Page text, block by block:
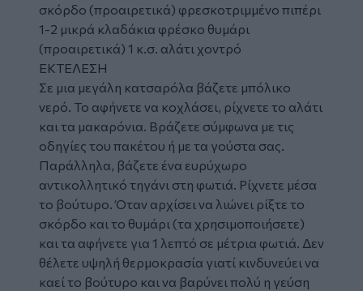
σκόρδο (προαιρετικά) φρεσκοτριμμένο πιπέρι
1-2 μικρά κλαδάκια φρέσκο θυμάρι
(προαιρετικά) 1 κ.σ. αλάτι χοντρό
ΕΚΤΕΛΕΣΗ
Σε μια μεγάλη κατσαρόλα βάζετε μπόλικο
νερό. Το αφήνετε να κοχλάσει, ρίχνετε το αλάτι
και τα μακαρόνια. Βράζετε σύμφωνα με τις
οδηγίες του πακέτου ή με τα γούστα σας.
Παράλληλα, βάζετε ένα ευρύχωρο
αντικολλητικό τηγάνι στη φωτιά. Ρίχνετε μέσα
το βούτυρο. Όταν αρχίσει να λιώνει ρίξτε το
σκόρδο και το θυμάρι (τα χρησιμοποιήσετε)
και τα αφήνετε για 1 λεπτό σε μέτρια φωτιά. Δεν
θέλετε υψηλή θερμοκρασία γιατί κινδυνεύει να
καεί το βούτυρο και να βαρύνει πολύ η γεύση